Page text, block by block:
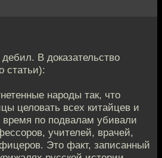
В доказательство
статьи):
народы так, что
целовать всех китайцев и
по подвалам убивали
учителей, врачей,
Это факт, записанный